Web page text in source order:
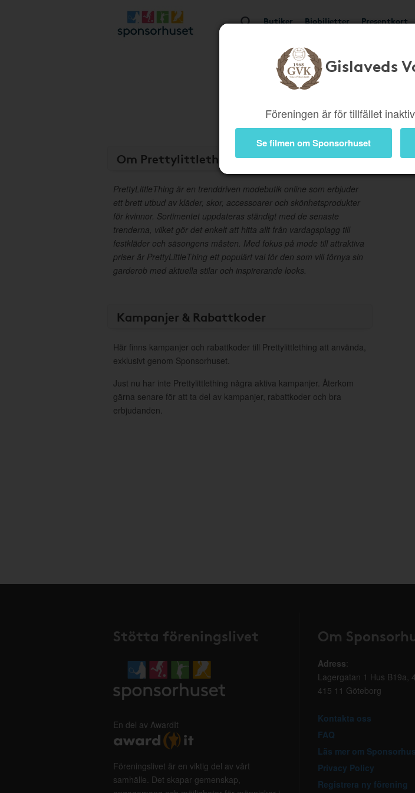
Butiker Biobiljetter Presentkort
Gislaveds
Föreningen är för tillfället
Se filmen om Sponsorhuset
Om Prettylittlething
PrettyLittleThing är en trenddriven modebutik online som erbjuder
ett brett utbud av kläder, skor, accessoarer och skönhetsprodukter
för kvinnor. Sortimentet uppdateras ständigt med de senaste
trenderna, vilket gör det enkelt att hitta allt från vardagsplagg till
festkläder och säsongens måsten. Med fokus på mode till attraktiva
priser är PrettyLittleThing ett populärt val för den som vill förnya sin
garderob med aktuella stilar och inspirerande looks.
Kampanjer & Rabattkoder
Här finns kampanjer och rabattkoder till Prettylittlething att använda,
exklusivt genom Sponsorhuset.
Just nu har inte Prettylittlething några aktiva kampanjer. Återkom
gärna senare för att ta del av kampanjer, rabattkoder och bra
erbjudanden.
Stötta föreningslivet
En del av AwardIt
Föreningslivet är en viktig del av vårt
samhälle. Det skapar gemenskap,
Om
Adress:
Lagergatan 1 Hus B19a,
415 11 Göteborg
Kontakta oss
FAQ
Läs mer om
Privacy Policy
Registrera ny förening